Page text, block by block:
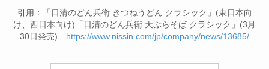
引用：「日清のどん兵衛 きつねうどん クラシック」(東日本向
け、西日本向け)「日清のどん兵衛 天ぷらそば クラシック」(3月
30日発売) https://www.nissin.com/jp/company/news/13685/